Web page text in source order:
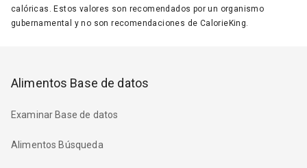
calóricas. Estos valores son recomendados por un organismo
gubernamental y no son recomendaciones de CalorieKing.
Alimentos Base de datos
Examinar Base de datos
Alimentos Búsqueda